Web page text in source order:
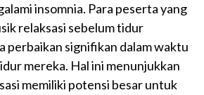
insomnia. Para peserta yang
relaksasi sebelum tidur
perbaikan signifikan dalam waktu
mereka. Hal ini menunjukkan
memiliki potensi besar untuk